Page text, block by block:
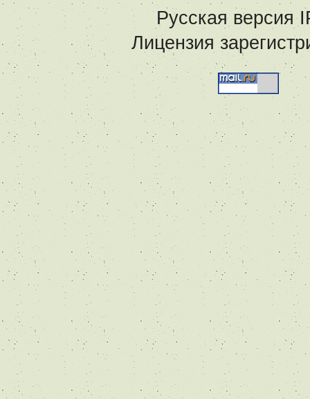
Русская версия
Лицензия